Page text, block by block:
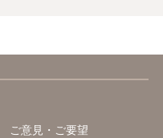
ご意見・ご要望